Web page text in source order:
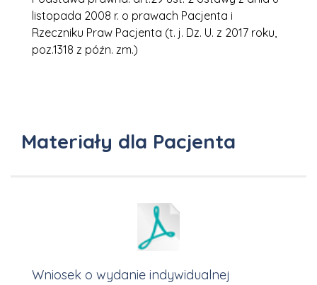
listopada 2008 r. o prawach Pacjenta i
Rzeczniku Praw Pacjenta (t. j. Dz. U. z 2017 roku,
poz.1318 z późn. zm.)
Materiały dla Pacjenta
Wniosek o wydanie indywidualnej